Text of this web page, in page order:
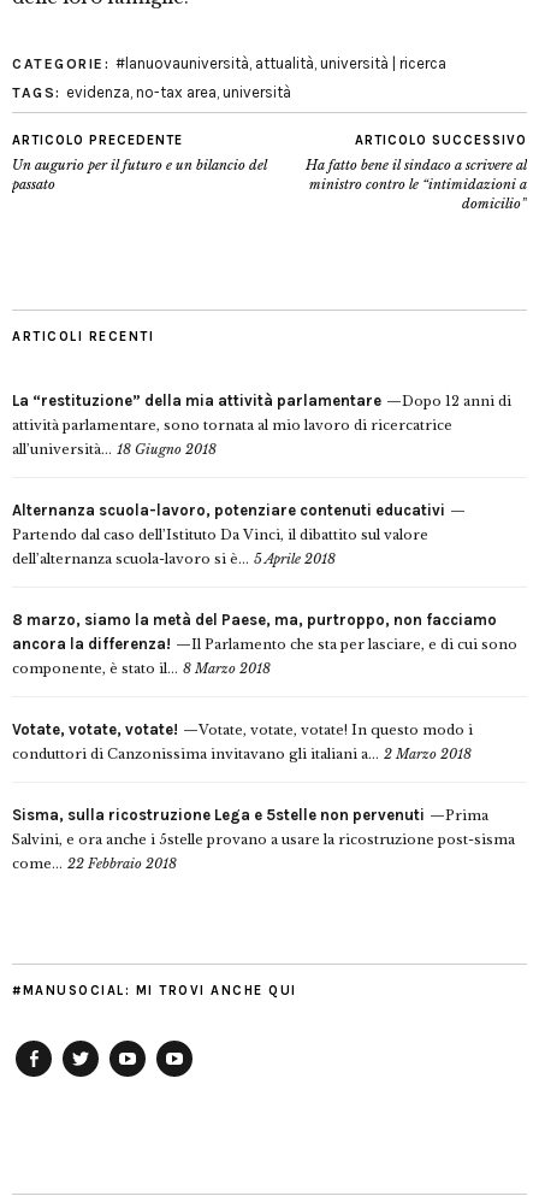
CATEGORIE: #lanuovauniversità attualità università | ricerca
TAGS: evidenza no-tax area università
ARTICOLO PRECEDENTE
Un augurio per il futuro e un bilancio del
passato
ARTICOLO SUCCESSIVO
Ha fatto bene il sindaco a scrivere al
ministro contro le “intimidazioni a
domicilio”
ARTICOLI RECENTI
La “restituzione” della mia attività parlamentare
Dopo 12 anni di
attività parlamentare, sono tornata al mio lavoro di ricercatrice
all’università... 18 Giugno 2018
Alternanza scuola-lavoro, potenziare contenuti educativi
Partendo dal caso dell’Istituto Da Vinci, il dibattito sul valore
dell’alternanza scuola-lavoro si è... 5 Aprile 2018
8 marzo, siamo la metà del Paese, ma, purtroppo, non facciamo
ancora la differenza!
Il Parlamento che sta per lasciare, e di cui sono
componente, è stato il... 8 Marzo 2018
Votate, votate, votate!
Votate, votate, votate! In questo modo i
conduttori di Canzonissima invitavano gli italiani a... 2 Marzo 2018
Sisma, sulla ricostruzione Lega e 5stelle non pervenuti
Prima
Salvini, e ora anche i 5stelle provano a usare la ricostruzione post-sisma
come... 22 Febbraio 2018
#MANUSOCIAL: MI TROVI ANCHE QUI